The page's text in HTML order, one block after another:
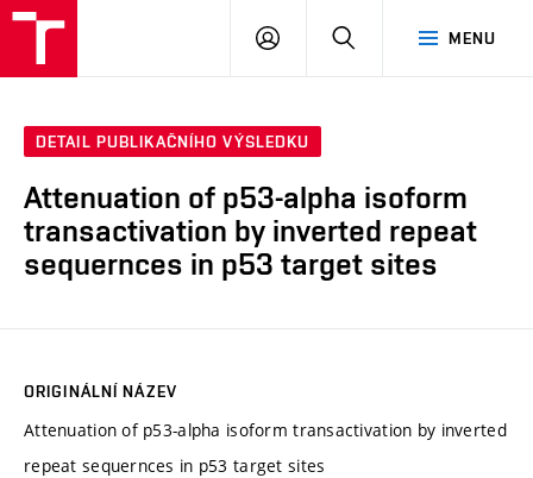
MENU
PŘIHLÁSIT
DETAIL PUBLIKAČNÍHO VÝSLEDKU
Attenuation of p53-alpha isoform
transactivation by inverted repeat
sequernces in p53 target sites
ORIGINÁLNÍ NÁZEV
Attenuation of p53-alpha isoform transactivation by inverted
repeat sequernces in p53 target sites